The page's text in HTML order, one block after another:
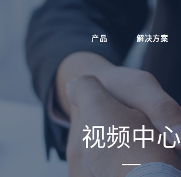
产品 解决方案
视频中心